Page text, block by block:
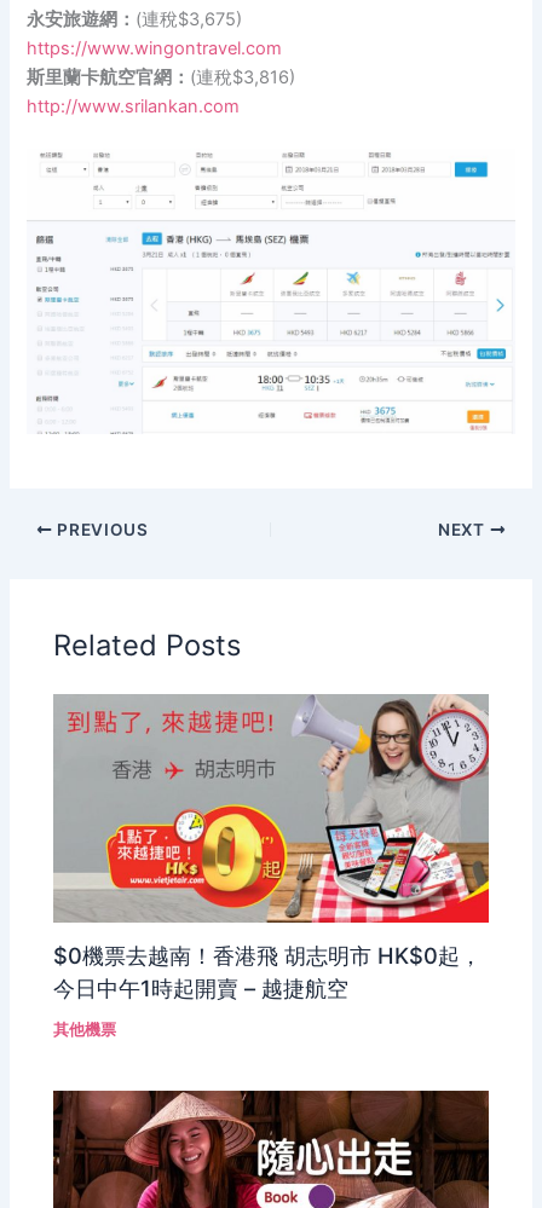
永安旅遊網： (連稅$3,675)
https://www.wingontravel.com
斯里蘭卡航空官網： (連稅$3,816)
http://www.srilankan.com
PREVIOUS NEXT
Related Posts
$0機票去越南！香港飛 胡志明市 HK$0起，
今日中午1時起開賣 – 越捷航空
其他機票